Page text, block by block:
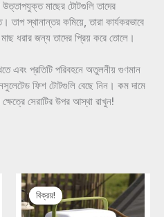
উত্তাপযুক্ত মাছের টোটগুলি তাদের
তাপ স্থানান্তর কমিয়ে, তারা কার্যকরভাবে
ধরার জন্য তাদের প্রিয় করে তোলে।
এবং প্রতিটি পরিবহনে অতুলনীয় গুণমান
ফিশ টোটগুলি বেছে নিন। কম দামে
সেরাটির উপর আস্থা রাখুন!
বিক্রয়!
বিক্রয়!